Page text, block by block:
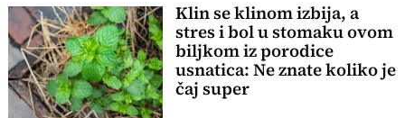
Klin se klinom izbija, a
stres i bol u stomaku ovom
biljkom iz porodice
usnatica: Ne znate koliko je
čaj super